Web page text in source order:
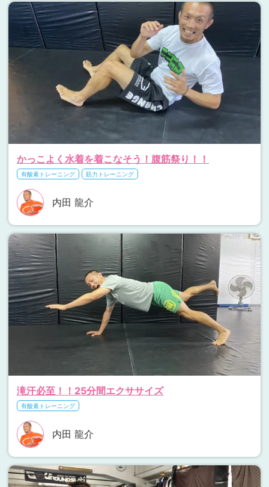
かっこよく水着を着こなそう！腹筋祭り！！
有酸素トレーニング 筋力トレーニング
内田 龍介
滝汗必至！！25分間エクササイズ
有酸素トレーニング
内田 龍介